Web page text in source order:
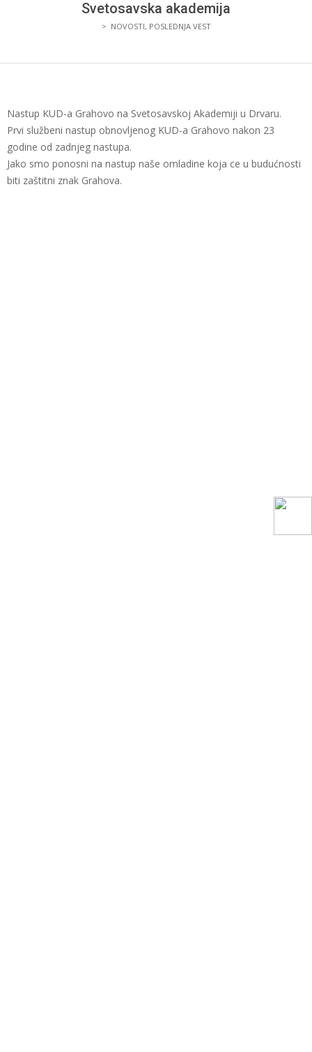
PRIJATELJA
BOSANSKOG
GRAHOVA
Svetosavska akademija
> NOVOSTI, POSLEDNJA VEST
Nastup KUD-a Grahovo na Svetosavskoj Akademiji u Drvaru.
Prvi službeni nastup obnovljenog KUD-a Grahovo nakon 23
godine od zadnjeg nastupa.
Jako smo ponosni na nastup naše omladine koja ce u budućnosti
biti zaštitni znak Grahova.